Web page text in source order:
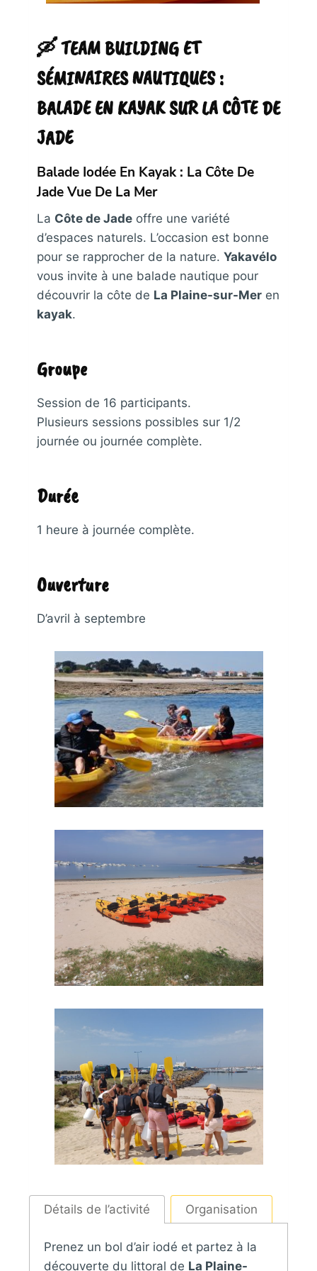
🛶 TEAM BUILDING ET
SÉMINAIRES NAUTIQUES :
BALADE EN KAYAK SUR LA CÔTE DE
JADE
Balade Iodée En Kayak : La Côte De
Jade Vue De La Mer
La Côte de Jadeoffre une variété
d’espaces naturels. L’occasion est bonne
pour se rapprocher de la nature. Yakavélo
vous invite à une balade nautique pour
découvrir la côte de La Plaine-sur-Meren
kayak.
Groupe
Session de 16 participants.
Plusieurs sessions possibles sur 1/2
journée ou journée complète.
Durée
1 heure à journée complète.
Ouverture
D’avril à septembre
Détails de l’activité Organisation
Prenez un bol d’air iodé et partez à la
découverte du littoral de La Plaine-